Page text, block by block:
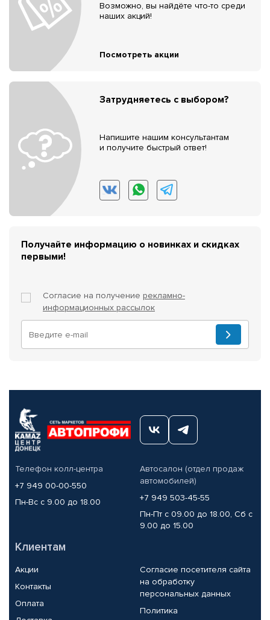
Возможно, вы найдёте что-то среди
наших акций!
Посмотреть акции
Затрудняетесь с выбором?
Напишите нашим консультантам
и получите быстрый ответ!
Получайте информацию о новинках и скидках
первыми!
Согласие на получение рекламно-
информационных рассылок
Телефон колл-центра
+7 949 00-00-550
Пн-Вс с 9.00 до 18.00
Автосалон (отдел продаж
автомобилей)
+7 949 503-45-55
Пн-Пт с 09.00 до 18.00, Сб с
9.00 до 15.00
Клиентам
Акции
Контакты
Оплата
Согласие посетителя сайта
на обработку
персональных данных
Политика